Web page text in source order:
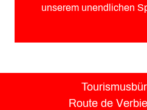
unserem unendlichen
Route de